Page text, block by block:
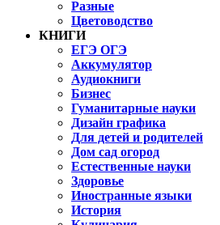
Разные
Цветоводство
КНИГИ
ЕГЭ ОГЭ
Аккумулятор
Аудиокниги
Бизнес
Гуманитарные науки
Дизайн графика
Для детей и родителей
Дом сад огород
Естественные науки
Здоровье
Иностранные языки
История